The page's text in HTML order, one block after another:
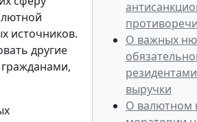
О важных
выручки
О валютном
источников.
другие